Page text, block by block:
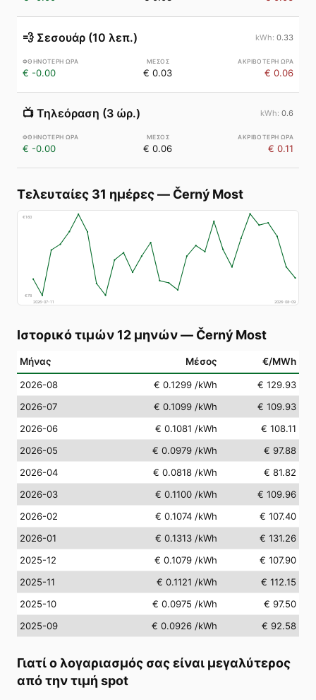
💨 Σεσουάρ (10 λεπ.) 0.33
€ -0.00 € 0.03 € 0.06
📺 Τηλεόραση (3 ώρ.) 0.6
€ -0.00 € 0.06 € 0.11
Τελευταίες 31 ημέρες— Černý Most
€160
€78
2026-07-11
2026-08-09
Ιστορικό τιμών 12 μηνών— Černý Most
Μήνας Μέσος €/MWh
2026-08 € 0.1299 /kWh
€ 129.93
2026-07
€ 0.1099 /kWh
€ 109.93
2026-06
€ 0.1081 /kWh
€ 108.11
2026-05
€ 0.0979 /kWh
€ 97.88
2026-04
€ 0.0818 /kWh
€ 81.82
2026-03
€ 0.1100 /kWh
€ 109.96
2026-02
€ 0.1074 /kWh
€ 107.40
2026-01
€ 0.1313 /kWh
€ 131.26
2025-12
€ 0.1079 /kWh
€ 107.90
2025-11
€ 0.1121 /kWh
€ 112.15
2025-10
€ 0.0975 /kWh
€ 97.50
2025-09
€ 0.0926 /kWh € 92.58
Γιατί ο λογαριασμός σας είναι μεγαλύτερος
από την τιμή spot